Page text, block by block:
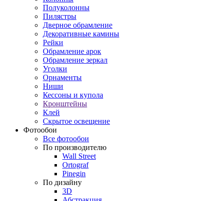
Полуколонны
Пилястры
Дверное обрамление
Декоративные камины
Рейки
Обрамление арок
Обрамление зеркал
Уголки
Орнаменты
Ниши
Кессоны и купола
Кронштейны
Клей
Скрытое освещение
Фотообои
Все фотообои
По производителю
Wall Street
Ortograf
Pinegin
По дизайну
3D